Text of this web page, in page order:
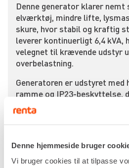
Denne hjemmeside bruger
Vi bruger cookies til at tilpasse
Denne generator klarer
elværktøj, mindre lifte,
skure, hvor stabil og kraftig
leverer kontinuerligt 6,4 kVA,
velegnet til krævende udstyr
overbelastning.
Generatoren er udstyret med
ramme og IP23-beskyttelse,
modstandsdygtig over for
dermed klar til
brændstoftank på 11 liter og
Fordele ved at leje Pramac ES